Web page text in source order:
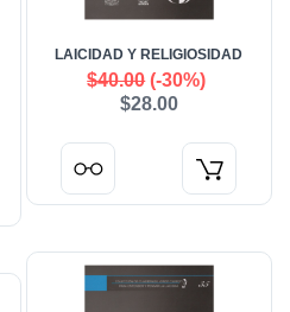
LAICIDAD Y RELIGIOSIDAD
$40.00(-30%)
$28.00